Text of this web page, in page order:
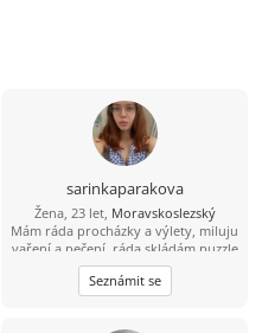
sarinkaparakova
Žena, 23 let, Moravskoslezský
Mám ráda procházky a výlety, miluju
vaření a pečení, ráda skládám puzzle
i mozaiky, ráda poslouchám hudbu
různou , mám ráda zvířata , ráda se
koukám na výlety a filmy
Seznámit se